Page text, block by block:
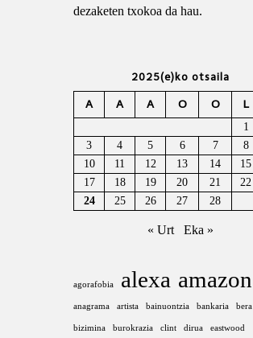
dezaketen txokoa da hau.
2025(e)ko otsaila
A A A O O L
1
3
4 5 6 7 8
10
11 12 13 14 15
17
18 19 20 21 22
24
25 26 27 28
« Urt Eka »
agorafobia alexa amazon
anagrama artista bainuontzia bankaria bera
bizimina burokrazia clint dirua eastwood